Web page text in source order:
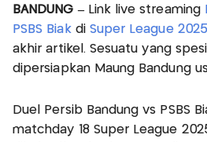
BANDUNG –Link live streaming
PSBS Biakdi Super League
akhir artikel. Sesuatu yang
dipersiapkan Maung Bandung
Duel Persib Bandung vs PSBS
matchday 18 Super League